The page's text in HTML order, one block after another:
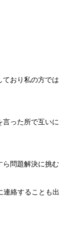
ており私の方では
った所で互いに
ら問題解決に挑む
連絡することも出